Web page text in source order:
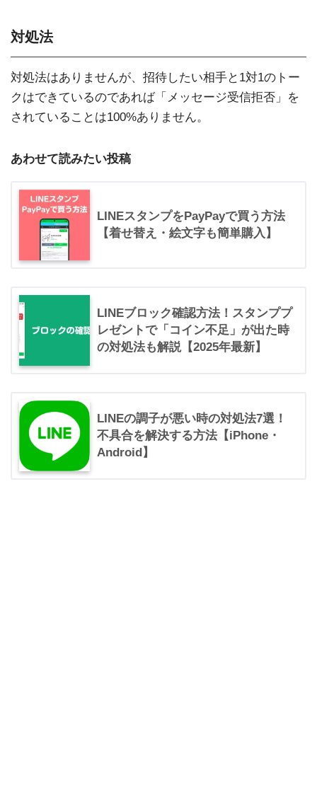
対処法
対処法はありませんが、招待したい相手と1対1のトー
クはできているのであれば「メッセージ受信拒否」を
されていることは100%ありません。
あわせて読みたい投稿
LINEスタンプをPayPayで買う方法
【着せ替え・絵文字も簡単購入】
LINEブロック確認方法！スタンププ
レゼントで「コイン不足」が出た時
の対処法も解説【2025年最新】
LINEの調子が悪い時の対処法7選！
不具合を解決する方法【iPhone・
Android】